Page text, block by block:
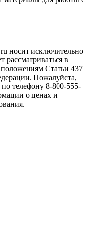
исключительно
в
положениям Статьи 437
Пожалуйста,
телефону 8-800-555-
о ценах и